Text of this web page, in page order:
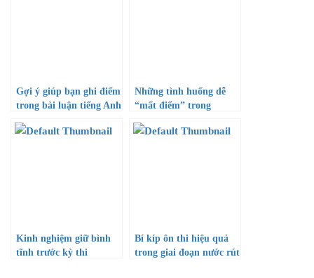
Gợi ý giúp bạn ghi điểm
trong bài luận tiếng Anh
Những tình huống dễ
“mất điểm” trong
biết
Kinh nghiệm giữ bình
tĩnh trước kỳ thi
Bí kíp ôn thi hiệu quả
trong giai đoạn nước rút